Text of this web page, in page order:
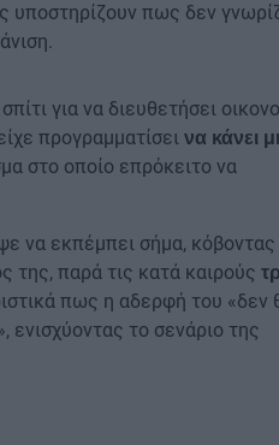
υποστηρίζουν πως δεν
για να διευθετήσει
προγραμματίσει να κάνει
στο οποίο επρόκειτο να
να εκπέμπει σήμα,
της, παρά τις κατά καιρούς
πως η αδερφή του «δεν
ενισχύοντας το σενάριο της